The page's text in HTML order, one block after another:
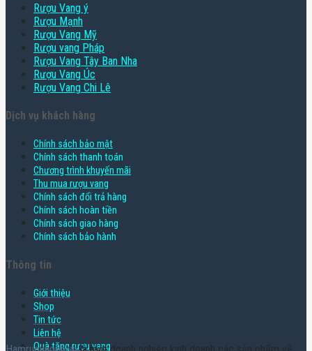
Rượu Vang ý
Rượu Mạnh
Rượu Vang Mỹ
Rượu vang Pháp
Rượu Vang Tây Ban Nha
Rượu Vang Úc
Rượu Vang Chi Lê
Dịch vụ khách hàng
Chính sách bảo mật
Chính sách thanh toán
Chương trình khuyến mãi
Thu mua rượu vang
Chính sách đổi trả hàng
Chính sách hoàn tiền
Chính sách giao hàng
Chính sách bảo hành
Thông tin
Giới thiệu
Shop
Tin tức
Liên hệ
Quà tặng rượu vang